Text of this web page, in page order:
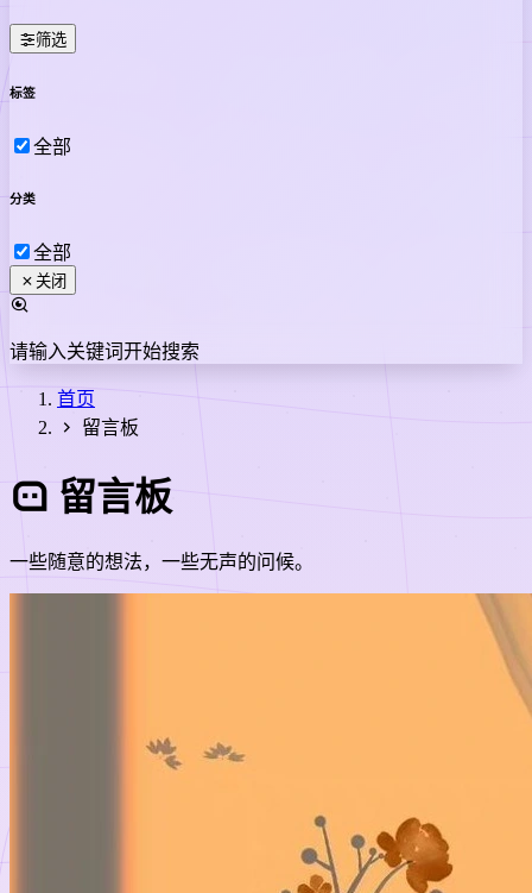
筛选
标签
全部
分类
全部
关闭
请输入关键词开始搜索
首页
留言板
留言板
一些随意的想法，一些无声的问候。